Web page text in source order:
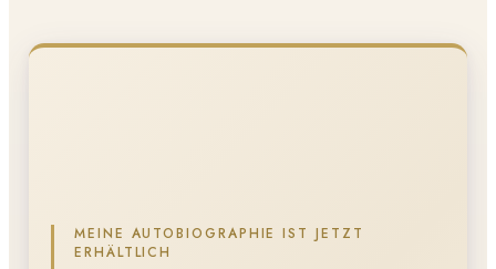
MEINE AUTOBIOGRAPHIE IST JETZT
ERHÄLTLICH